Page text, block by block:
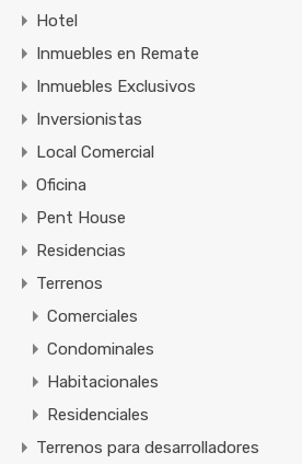
Hotel
Inmuebles en Remate
Inmuebles Exclusivos
Inversionistas
Local Comercial
Oficina
Pent House
Residencias
Terrenos
Comerciales
Condominales
Habitacionales
Residenciales
Terrenos para desarrolladores